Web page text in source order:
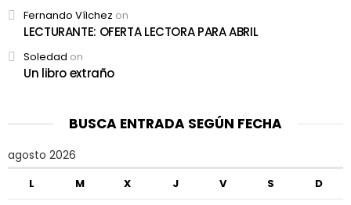
Fernando Vílchez on
LECTURANTE: OFERTA LECTORA PARA ABRIL
Soledad on
Un libro extraño
BUSCA ENTRADA SEGÚN FECHA
agosto 2026
L M X J V S D